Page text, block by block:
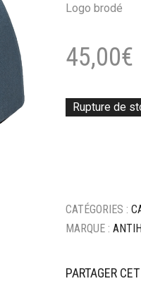
Logo brodé
45,00€
Rupture de
CATÉGORIES :
MARQUE :
PARTAGER